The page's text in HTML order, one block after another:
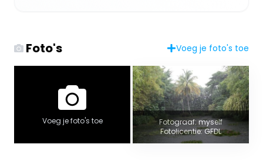
Foto's Voeg je foto's toe
Voeg je foto's toe
Fotograaf: myself
Fotolicentie: GFDL